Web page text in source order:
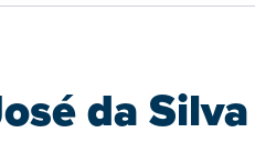
da Silva